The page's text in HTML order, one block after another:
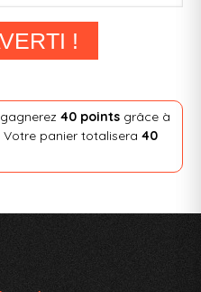
!
40 pointsgrâce à
panier totalisera 40